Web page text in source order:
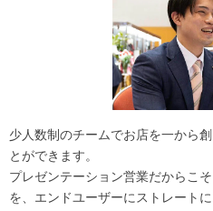
少人数制のチームでお店を一から
とができます。
プレゼンテーション営業だからこ
を、エンドユーザーにストレート